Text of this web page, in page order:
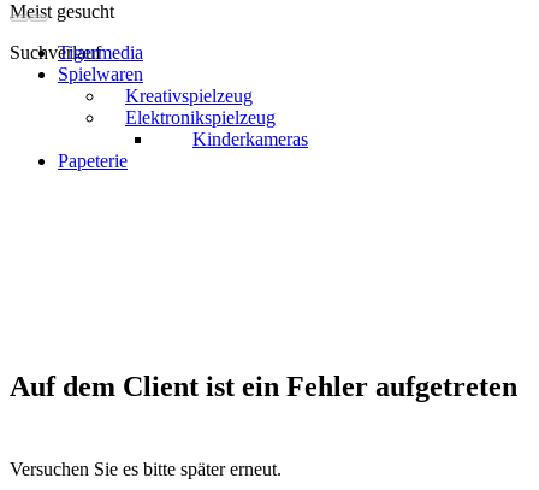
Meist gesucht
SuchverlaufTigermedia
Spielwaren
Kreativspielzeug
Elektronikspielzeug
Kinderkameras
Papeterie
Auf dem Client ist ein Fehler aufgetreten
Versuchen Sie es bitte später erneut.